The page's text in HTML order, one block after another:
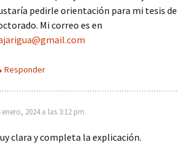
pedirle orientación para mi tesis de
Mi correo es en
Responder
enero, 2024 a las 3:12 pm
clara y completa la explicación.